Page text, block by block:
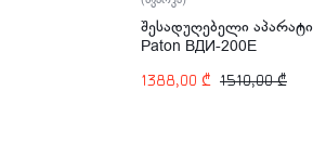
შესადუღებელი აპარატი
Paton ВДИ-200E
1510,00₾
1388,00 ₾